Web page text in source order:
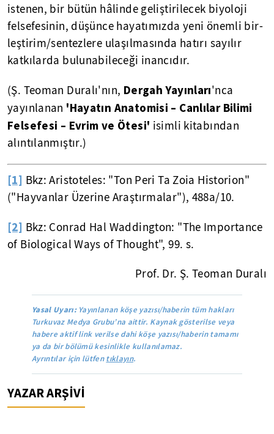
istenen, bir bütün hâlinde geliştirilecek biyoloji
felsefesinin, düşünce hayatımızda yeni önemli bir-
leştirim/sentezlere ulaşılmasında hatırı sayılır
katkılarda bulunabileceği inancıdır.
(Ş. Teoman Duralı'nın, Dergah Yayınları'nca
yayınlanan 'Hayatın Anatomisi – Canlılar Bilimi
Felsefesi – Evrim ve Ötesi' isimli kitabından
alıntılanmıştır.)
[1] Bkz: Aristoteles: "Ton Peri Ta Zoia Historion"
("Hayvanlar Üzerine Araştırmalar"), 488a/10.
[2] Bkz: Conrad Hal Waddington: "The Importance
of Biological Ways of Thought", 99. s.
Prof. Dr. Ş. Teoman Duralı
Yasal Uyarı: Yayınlanan köşe yazısı/haberin tüm hakları
Turkuvaz Medya Grubu’na aittir. Kaynak gösterilse veya
habere aktif link verilse dahi köşe yazısı/haberin tamamı
ya da bir bölümü kesinlikle kullanılamaz.
Ayrıntılar için lütfentıklayın.
YAZAR ARŞİVİ